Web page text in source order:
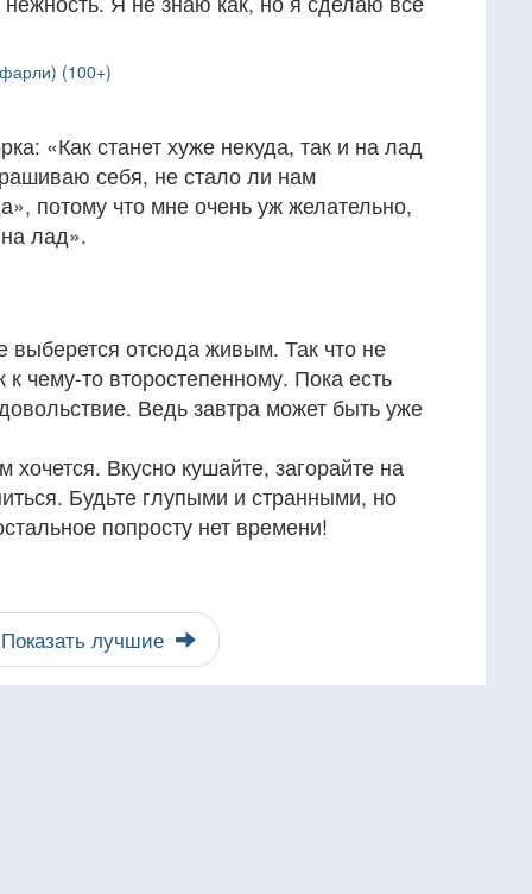
(100+)
«Как станет хуже некуда, так и на лад
себя, не стало ли нам
потому что мне очень уж желательно,
лад».
выберется отсюда живым. Так что не
к чему-то второстепенному. Пока есть
Ведь завтра может быть уже
хочется. Вкусно кушайте, загорайте на
Будьте глупыми и странными, но
попросту нет времени!
лучшие